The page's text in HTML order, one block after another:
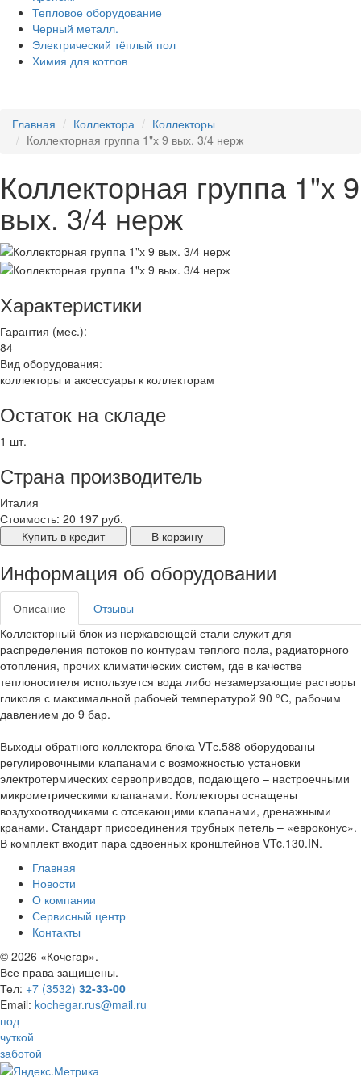
Тепловое оборудование
Черный металл.
Электрический тёплый пол
Химия для котлов
Главная Коллектора
Коллекторы
Коллекторная группа 1"х 9 вых. 3/4 нерж
Коллекторная группа 1"х 9
вых. 3/4 нерж
Характеристики
Гарантия (мес.):
84
Вид оборудования:
коллекторы и аксессуары к коллекторам
Остаток на складе
1 шт.
Страна производитель
Италия
Стоимость: 20 197 руб.
Купить в кредит
В корзину
Информация об оборудовании
Описание
Отзывы
Коллекторный блок из нержавеющей стали служит для
распределения потоков по контурам теплого пола, радиаторного
отопления, прочих климатических систем, где в качестве
теплоносителя используется вода либо незамерзающие растворы
гликоля с максимальной рабочей температурой 90 °С, рабочим
давлением до 9 бар.
Выходы обратного коллектора блока VTс.588 оборудованы
регулировочными клапанами с возможностью установки
электротермических сервоприводов, подающего – настроечными
микрометрическими клапанами. Коллекторы оснащены
воздухоотводчиками с отсекающими клапанами, дренажными
кранами. Стандарт присоединения трубных петель – «евроконус».
В комплект входит пара сдвоенных кронштейнов VTc.130.IN.
Главная
Новости
О компании
Сервисный центр
Контакты
© 2026 «Кочегар».
Все права защищены.
Тел: +7 (3532) 32-33-00
Email: kochegar.rus@mail.ru
под
чуткой
заботой